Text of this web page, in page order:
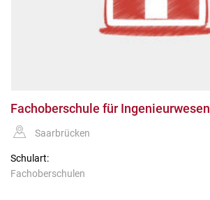
Fachoberschule für Ingenieurwesen
Saarbrücken
Schulart:
Fachoberschulen